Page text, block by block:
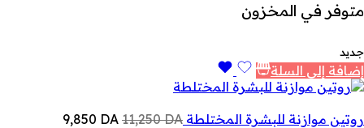
متوفر في المخزون
جديد
إضافة إلى السلة
روتين موازنة للبشرة المختلطة 11,250DA
9,850 DA